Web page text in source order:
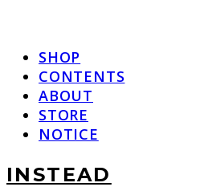
SHOP
CONTENTS
ABOUT
STORE
NOTICE
INSTEAD